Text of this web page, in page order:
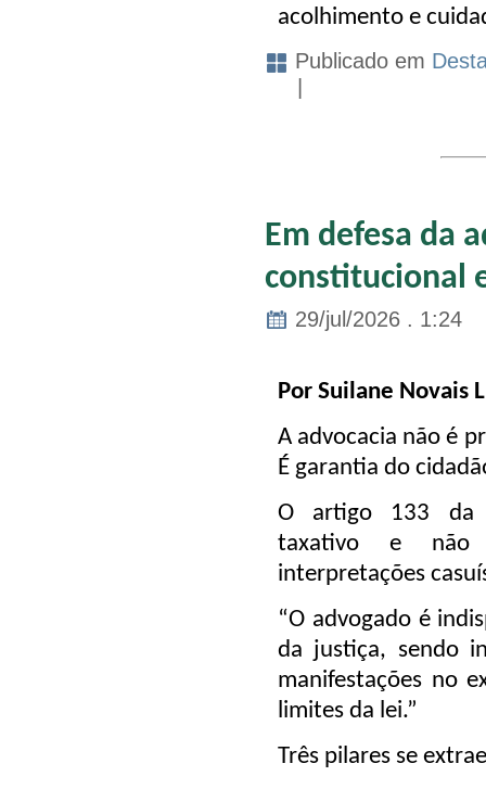
acolhimento e
Publicado em
Em defesa da
constitucional
29/jul/2026 . 1:24
Por Suilane Novais
A advocacia não é
É garantia do
O artigo 133 da
taxativo e não
interpretações
“O advogado é
da justiça, sendo
manifestações no
limites da lei.”
Três pilares se